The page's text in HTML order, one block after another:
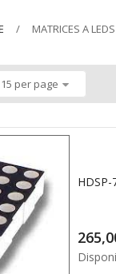
MATRICES A LEDS
15 per page
HDSP-